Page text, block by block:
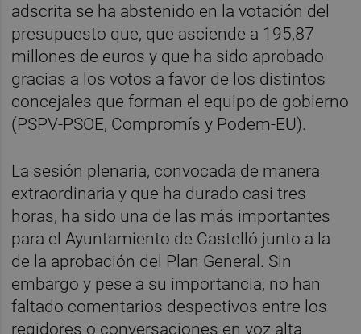
adscrita se ha abstenido en la votación del
presupuesto que, que asciende a 195,87
millones de euros y que ha sido aprobado
gracias a los votos a favor de los distintos
concejales que forman el equipo de gobierno
(PSPV-PSOE, Compromís y Podem-EU).
La sesión plenaria, convocada de manera
extraordinaria y que ha durado casi tres
horas, ha sido una de las más importantes
para el Ayuntamiento de Castelló junto a la
de la aprobación del Plan General. Sin
embargo y pese a su importancia, no han
faltado comentarios despectivos entre los
regidores o conversaciones en voz alta